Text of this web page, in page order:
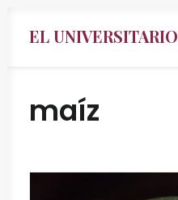
EL UNIVERSITARIO
maíz